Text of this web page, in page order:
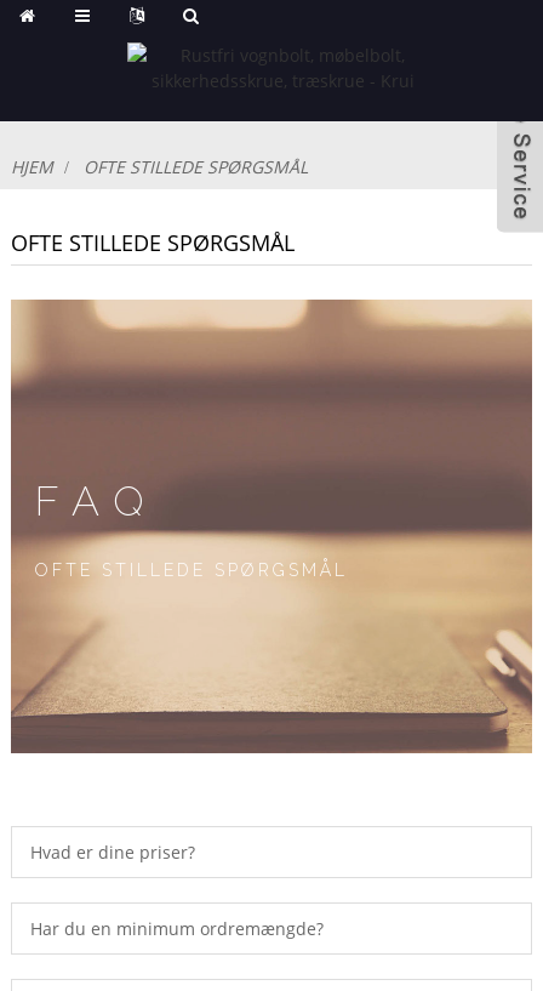
HJEM OFTE STILLEDE SPØRGSMÅL
OFTE STILLEDE SPØRGSMÅL
FAQ
OFTE STILLEDE SPØRGSMÅL
Hvad er dine priser?
Har du en minimum ordremængde?